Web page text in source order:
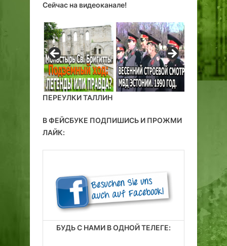
Сейчас на видеоканале!
ПЕРЕУЛКИ ТАЛЛИН
В ФЕЙСБУКЕ ПОДПИШИСЬ И ПРОЖМИ
ЛАЙК:
БУДЬ С НАМИ В ОДНОЙ ТЕЛЕГЕ: